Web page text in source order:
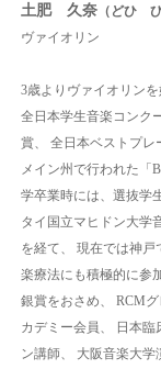
土肥 久奈 （どひ ひ
ヴァイオリン
3歳よりヴァイオリン
全日本学生音楽コンク
賞、 全日本ベストプレ
メイン州で行われた「
学卒業時には、選抜学
タイ国立マヒドン大学
を経て、 現在では神
楽療法にも積極的に参
銀賞をおさめ、 RCM
カデミー会員、 日本臨
ン講師、 大阪音楽大学